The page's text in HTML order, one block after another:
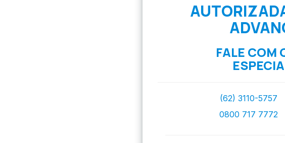
FALE COM
(62) 3110-5757
0800 717 7772